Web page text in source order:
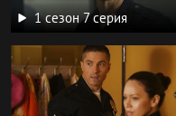
1 сезон 7 серия